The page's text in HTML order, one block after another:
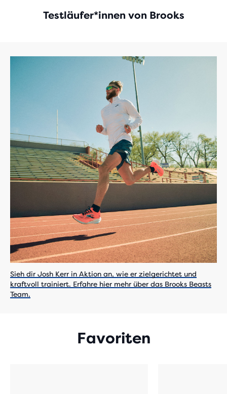
Testläufer*innen von Brooks
Sieh dir Josh Kerr in Aktion an, wie er zielgerichtet und
kraftvoll trainiert. Erfahre hier mehr über das Brooks Beasts
Team.
Favoriten